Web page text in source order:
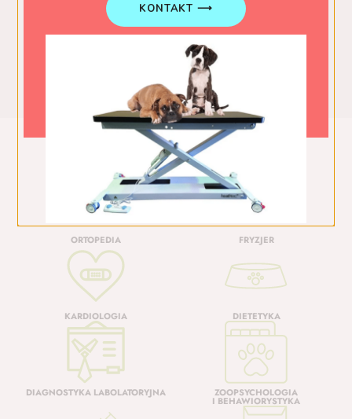
Lorem Ipsum is simply dummy text of the printing and
typesetting industry. Lorem Ipsum has been the industry’s
standard dummy text ever since the 1500s,
Usługi
ORTOPEDIA FRYZJER
KARDIOLOGIA DIETETYKA
DIAGNOSTYKA LABOLATORYJNA ZOOPSYCHOLOGIA
I BEHAWIORYSTYKA
KONTAKT ⟶